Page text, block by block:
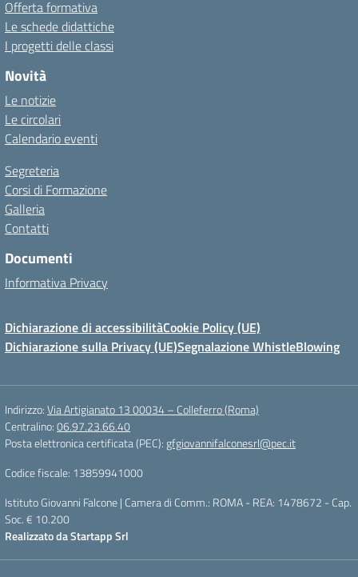
Offerta formativa
Le schede didattiche
I progetti delle classi
Novità
Le notizie
Le circolari
Calendario eventi
Segreteria
Corsi di Formazione
Galleria
Contatti
Documenti
Informativa Privacy
Dichiarazione di accessibilitàCookie Policy (UE)
Dichiarazione sulla Privacy (UE)Segnalazione WhistleBlowing
Indirizzo:Via Artigianato 13 00034 – Colleferro (Roma)
Centralino:06.97.23.66.40
Posta elettronica certificata (PEC): gfgiovannifalconesrl@pec.it
Codice fiscale: 13859941000
Istituto Giovanni Falcone | Camera di Comm.: ROMA - REA: 1478672 - Cap.
Soc. € 10.200
Realizzato daStartapp Srl